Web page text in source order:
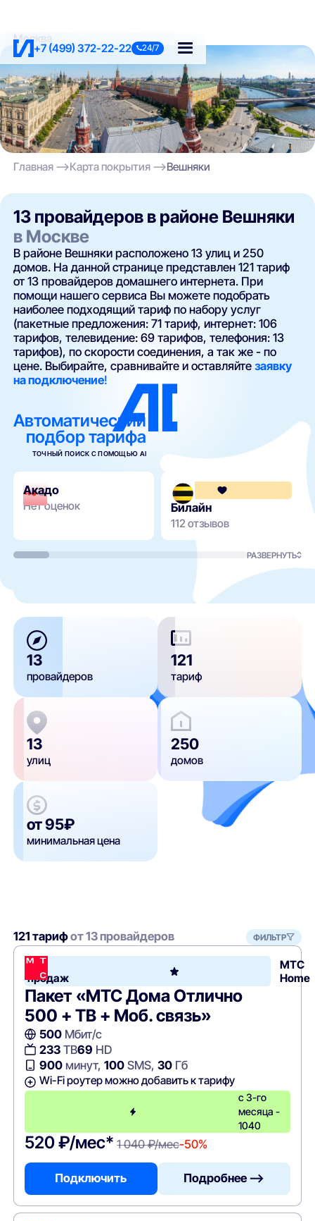
+7 (499) 372-22-22 24/7
Москва
Главная Карта покрытия Вешняки
13 провайдеров в районе Вешняки
в Москве
В районе Вешняки расположено 13 улиц и 250
домов. На данной странице представлен 121 тариф
от 13 провайдеров домашнего интернета. При
помощи нашего сервиса Вы можете подобрать
наиболее подходящий тариф по набору услуг
(пакетные предложения: 71 тариф, интернет: 106
тарифов, телевидение: 69 тарифов, телефония: 13
тарифов), по скорости соединения, а так же - по
цене. Выбирайте, сравнивайте и оставляйтезаявку
на подключение!
Автоматический
подбор тарифа
ТОЧНЫЙ ПОИСК С ПОМОЩЬЮ AI
Акадо
Нет оценок Билайн
112 отзывов
РАЗВЕРНУТЬ
13
провайдеров
121
тариф
13
улиц
250
домов
от 95₽
минимальная цена
121 тарифот 13 провайдеров ФИЛЬТР
Хит
продаж
МТС
Home
Пакет «МТС Дома Отлично
500 + ТВ + Моб. связь»
500Мбит/с
233ТВ69 HD
900минут, 100SMS, 30Гб
Wi-Fi роутер можно добавить к тарифу
с 3-го
месяца -
1040
520 ₽/мес* 1 040 ₽/мес-50%
Подключить Подробнее —>